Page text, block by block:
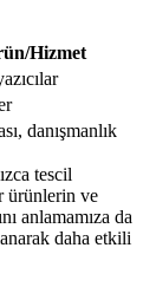
Hizmet
danışmanlık
tescil
ürünlerin ve
anlamamıza da
daha etkili